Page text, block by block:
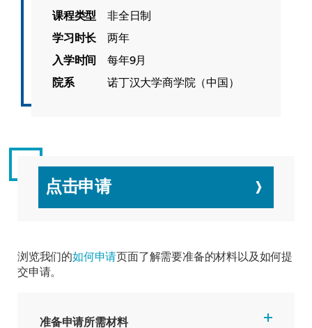
课程类型
非全日制
学习时长
两年
入学时间
每年9月
院系
诺丁汉大学商学院（中国）
点击申请
浏览我们的如何申请页面了解需要准备的材料以及如何提
交申请。
准备申请所需材料